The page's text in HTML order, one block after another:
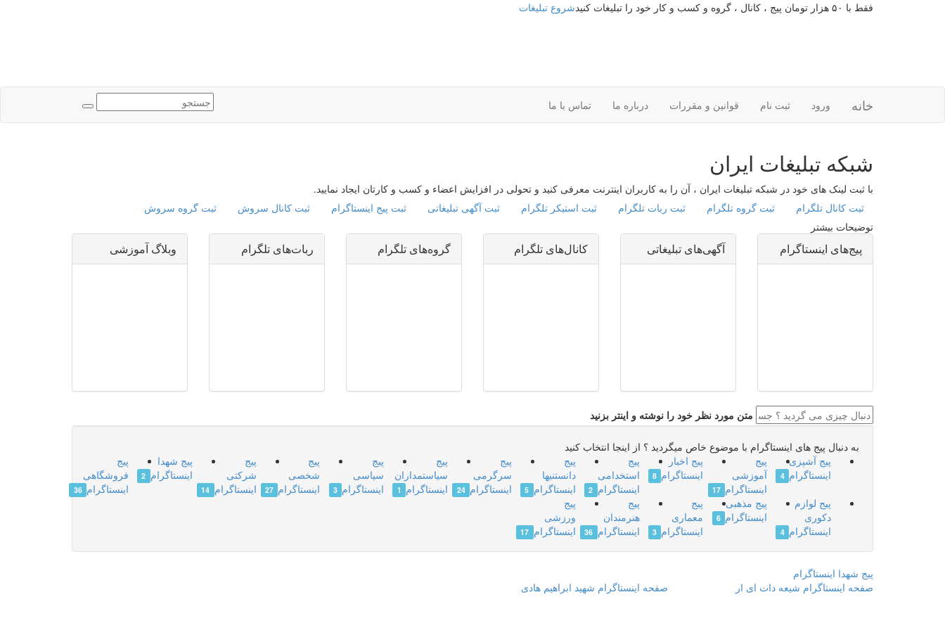
فقط با ۵۰ هزار تومان پیج ، کانال ، گروه و کسب و کار خود را تبلیغات کنید شروع تبلیغات
خانه ورود ثبت نام قوانین و مقررات درباره ما تماس با ما
شبکه تبلیغات ایران
با ثبت لینک های خود در شبکه تبلیغات ایران ، آن را به کاربران اینترنت معرفی کنید و تحولی در افزایش اعضاء و کسب و کارتان ایجاد نمایید.
ثبت کانال تلگرام
ثبت گروه تلگرام ثبت ربات تلگرام ثبت استیکر تلگرام ثبت آگهی تبلیغاتی ثبت پیج اینستاگرام ثبت کانال سروش
ثبت گروه سروش
توضیحات بیشتر
پیج‌های اینستاگرام آگهی‌های تبلیغاتی کانال‌های تلگرام گروه‌های تلگرام ربات‌های تلگرام وبلاگ آموزشی
متن مورد نظر خود را نوشته و اینتر بزنید
به دنبال پیج های اینستاگرام با موضوع خاص میگردید ؟ از اینجا انتخاب کنید
پیج آشپزی
اینستاگرام 4
پیج
آموزشی
اینستاگرام 17
پیج اخبار
اینستاگرام 8
پیج
استخدامی
اینستاگرام 2
پیج
دانستنیها
اینستاگرام 5
پیج
سرگرمی
اینستاگرام 24
پیج
سیاستمداران
اینستاگرام 1
پیج
سیاسی
اینستاگرام 3
پیج
شخصی
اینستاگرام 27
پیج
شرکتی
اینستاگرام 14
پیج شهدا
اینستاگرام 2
پیج
فروشگاهی
اینستاگرام 36
پیج لوازم
دکوری
اینستاگرام 4
پیج مذهبی
اینستاگرام 6
پیج
معماری
اینستاگرام 3
پیج
هنرمندان
اینستاگرام 36
پیج
ورزشی
اینستاگرام 17
پیج شهدا اینستاگرام
صفحه اینستاگرام شیعه دات ای ار
صفحه اینستاگرام شهید ابراهیم هادی